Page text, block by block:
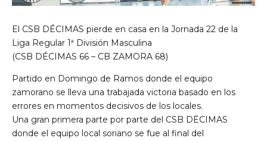
El CSB DÉCIMAS pierde en casa en la Jornada 22 de la
Liga Regular 1ª División Masculina
(CSB DÉCIMAS 66 – CB ZAMORA 68)
Partido en Domingo de Ramos donde el equipo
zamorano se lleva una trabajada victoria basado en los
errores en momentos decisivos de los locales.
Una gran primera parte por parte del CSB DËCIMAS
donde el equipo local soriano se fue al final del